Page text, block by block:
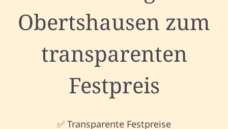
Obertshausen zum
transparenten
Festpreis
✅ Transparente Festpreise